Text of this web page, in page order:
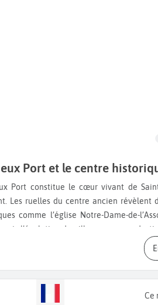
Port et le centre
Les ruelles du centre ancien révèlent
comme l’église Notre-Dame-de-
voir l’évolution du village vers une
et le quartier des
plages proches du centre. Ce secteurCe